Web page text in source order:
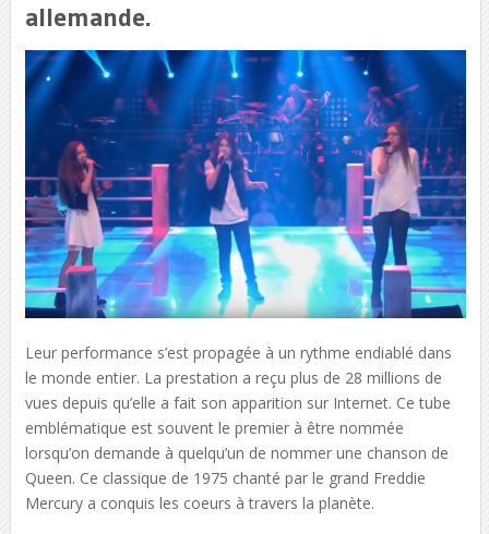
allemande.
Leur performance s’est propagée à un rythme endiablé dans
le monde entier. La prestation a reçu plus de 28 millions de
vues depuis qu’elle a fait son apparition sur Internet. Ce tube
emblématique est souvent le premier à être nommée
lorsqu’on demande à quelqu’un de nommer une chanson de
Queen. Ce classique de 1975 chanté par le grand Freddie
Mercury a conquis les coeurs à travers la planète.